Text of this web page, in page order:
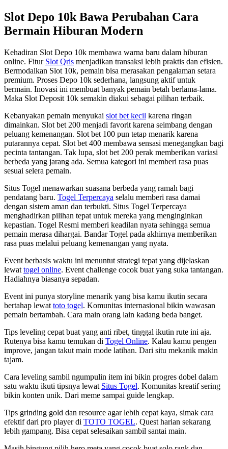
Slot Depo 10k Bawa Perubahan Cara
Bermain Hiburan Modern
Kehadiran Slot Depo 10k membawa warna baru dalam hiburan
online. Fitur Slot Qris menjadikan transaksi lebih praktis dan efisien.
Bermodalkan Slot 10k, pemain bisa merasakan pengalaman setara
premium. Proses Depo 10k sederhana, langsung aktif untuk
bermain. Inovasi ini membuat banyak pemain betah berlama-lama.
Maka Slot Deposit 10k semakin diakui sebagai pilihan terbaik.
Kebanyakan pemain menyukai slot bet kecil karena ringan
dimainkan. Slot bet 200 menjadi favorit karena seimbang dengan
peluang kemenangan. Slot bet 100 pun tetap menarik karena
putarannya cepat. Slot bet 400 membawa sensasi menegangkan bagi
pecinta tantangan. Tak lupa, slot bet 200 perak memberikan variasi
berbeda yang jarang ada. Semua kategori ini memberi rasa puas
sesuai selera pemain.
Situs Togel menawarkan suasana berbeda yang ramah bagi
pendatang baru. Togel Terpercaya selalu memberi rasa damai
dengan sistem aman dan terbukti. Situs Togel Terpercaya
menghadirkan pilihan tepat untuk mereka yang menginginkan
kepastian. Togel Resmi memberi keadilan nyata sehingga semua
pemain merasa dihargai. Bandar Togel pada akhirnya memberikan
rasa puas melalui peluang kemenangan yang nyata.
Event berbasis waktu ini menuntut strategi tepat yang dijelaskan
lewat togel online. Event challenge cocok buat yang suka tantangan.
Hadiahnya biasanya sepadan.
Event ini punya storyline menarik yang bisa kamu ikutin secara
bertahap lewat toto togel. Komunitas internasional bikin wawasan
pemain bertambah. Cara main orang lain kadang beda banget.
Tips leveling cepat buat yang anti ribet, tinggal ikutin rute ini aja.
Rutenya bisa kamu temukan di Togel Online. Kalau kamu pengen
improve, jangan takut main mode latihan. Dari situ mekanik makin
tajam.
Cara leveling sambil ngumpulin item ini bikin progres dobel dalam
satu waktu ikuti tipsnya lewat Situs Togel. Komunitas kreatif sering
bikin konten unik. Dari meme sampai guide lengkap.
Tips grinding gold dan resource agar lebih cepat kaya, simak cara
efektif dari pro player di TOTO TOGEL. Quest harian sekarang
lebih gampang. Bisa cepat selesaikan sambil santai main.